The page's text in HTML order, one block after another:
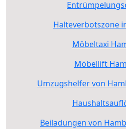
Halteverbotszone
Möbeltaxi
Möbellift
Umzugshelfer von
Beiladungen von